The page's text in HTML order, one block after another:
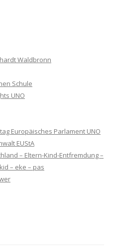
Waldbronn
Schule
UNO
Europäisches Parlament UNO
EUStA
– Eltern-Kind-Entfremdung –
– eke – pas